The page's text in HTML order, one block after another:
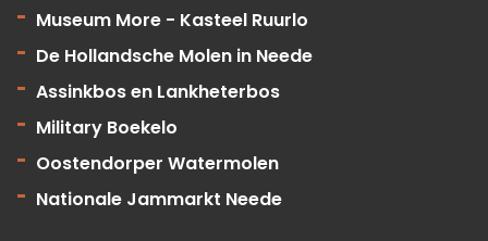
Museum More - Kasteel Ruurlo
De Hollandsche Molen in Neede
Assinkbos en Lankheterbos
Military Boekelo
Oostendorper Watermolen
Nationale Jammarkt Neede